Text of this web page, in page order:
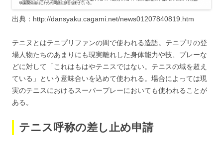
出典：http://dansyaku.cagami.net/news01207840819.htm
テニヌとはテニプリファンの間で使われる造語。テニプリの登
場人物たちのあまりにも現実離れした身体能力や技、プレーな
どに対して「これはもはやテニスではない。テニスの域を超え
ている」という意味合いを込めて使われる。場合によっては現
実のテニスにおけるスーパープレーにおいても使われることが
ある。
テニス呼称の差し止め申請